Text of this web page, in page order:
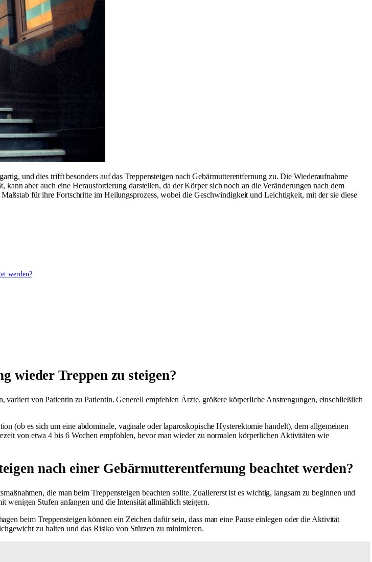
und dies trifft besonders auf das Treppensteigen nach Gebärmutterentfernung zu. Die Wiederaufnahme
aber auch eine Herausforderung darstellen, da der Körper sich noch an die Veränderungen nach dem
für ihre Fortschritte im Heilungsprozess, wobei die Geschwindigkeit und Leichtigkeit, mit der sie diese
werden?
wieder Treppen zu steigen?
von Patientin zu Patientin. Generell empfehlen Ärzte, größere körperliche Anstrengungen, einschließlich
(ob es sich um eine abdominale, vaginale oder laparoskopische Hysterektomie handelt), dem allgemeinen
von etwa 4 bis 6 Wochen empfohlen, bevor man wieder zu normalen körperlichen Aktivitäten wie
nach einer Gebärmutterentfernung beachtet werden?
die man beim Treppensteigen beachten sollte. Zuallererst ist es wichtig, langsam zu beginnen und
wenigen Stufen anfangen und die Intensität allmählich steigern.
beim Treppensteigen können ein Zeichen dafür sein, dass man eine Pause einlegen oder die Aktivität
zu halten und das Risiko von Stürzen zu minimieren.